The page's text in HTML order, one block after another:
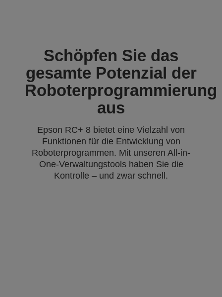
Schöpfen Sie das
gesamte Potenzial der
Roboterprogrammierung
aus
Epson RC+ 8 bietet eine Vielzahl von
Funktionen für die Entwicklung von
Roboterprogrammen. Mit unseren All-in-
One-Verwaltungstools haben Sie die
Kontrolle – und zwar schnell.